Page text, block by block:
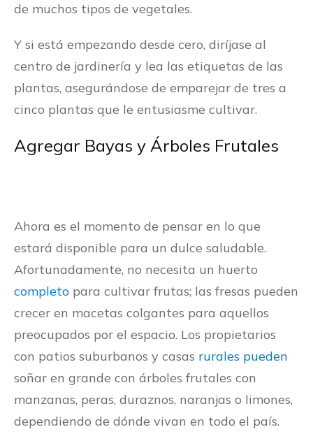
de muchos tipos de vegetales.
Y si está empezando desde cero, diríjase al
centro de jardinería y lea las etiquetas de las
plantas, asegurándose de emparejar de tres a
cinco plantas que le entusiasme cultivar.
Agregar Bayas y Árboles Frutales
Ahora es el momento de pensar en lo que
estará disponible para un dulce saludable.
Afortunadamente, no necesita un huerto
completo para cultivar frutas; las fresas pueden
crecer en macetas colgantes para aquellos
preocupados por el espacio. Los propietarios
con patios suburbanos y casas rurales pueden
soñar en grande con árboles frutales con
manzanas, peras, duraznos, naranjas o limones,
dependiendo de dónde vivan en todo el país.